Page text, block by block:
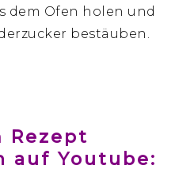
dem Ofen holen und
bestäuben.
Rezept
auf Youtube: